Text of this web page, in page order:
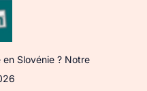
Slovénie ? Notre